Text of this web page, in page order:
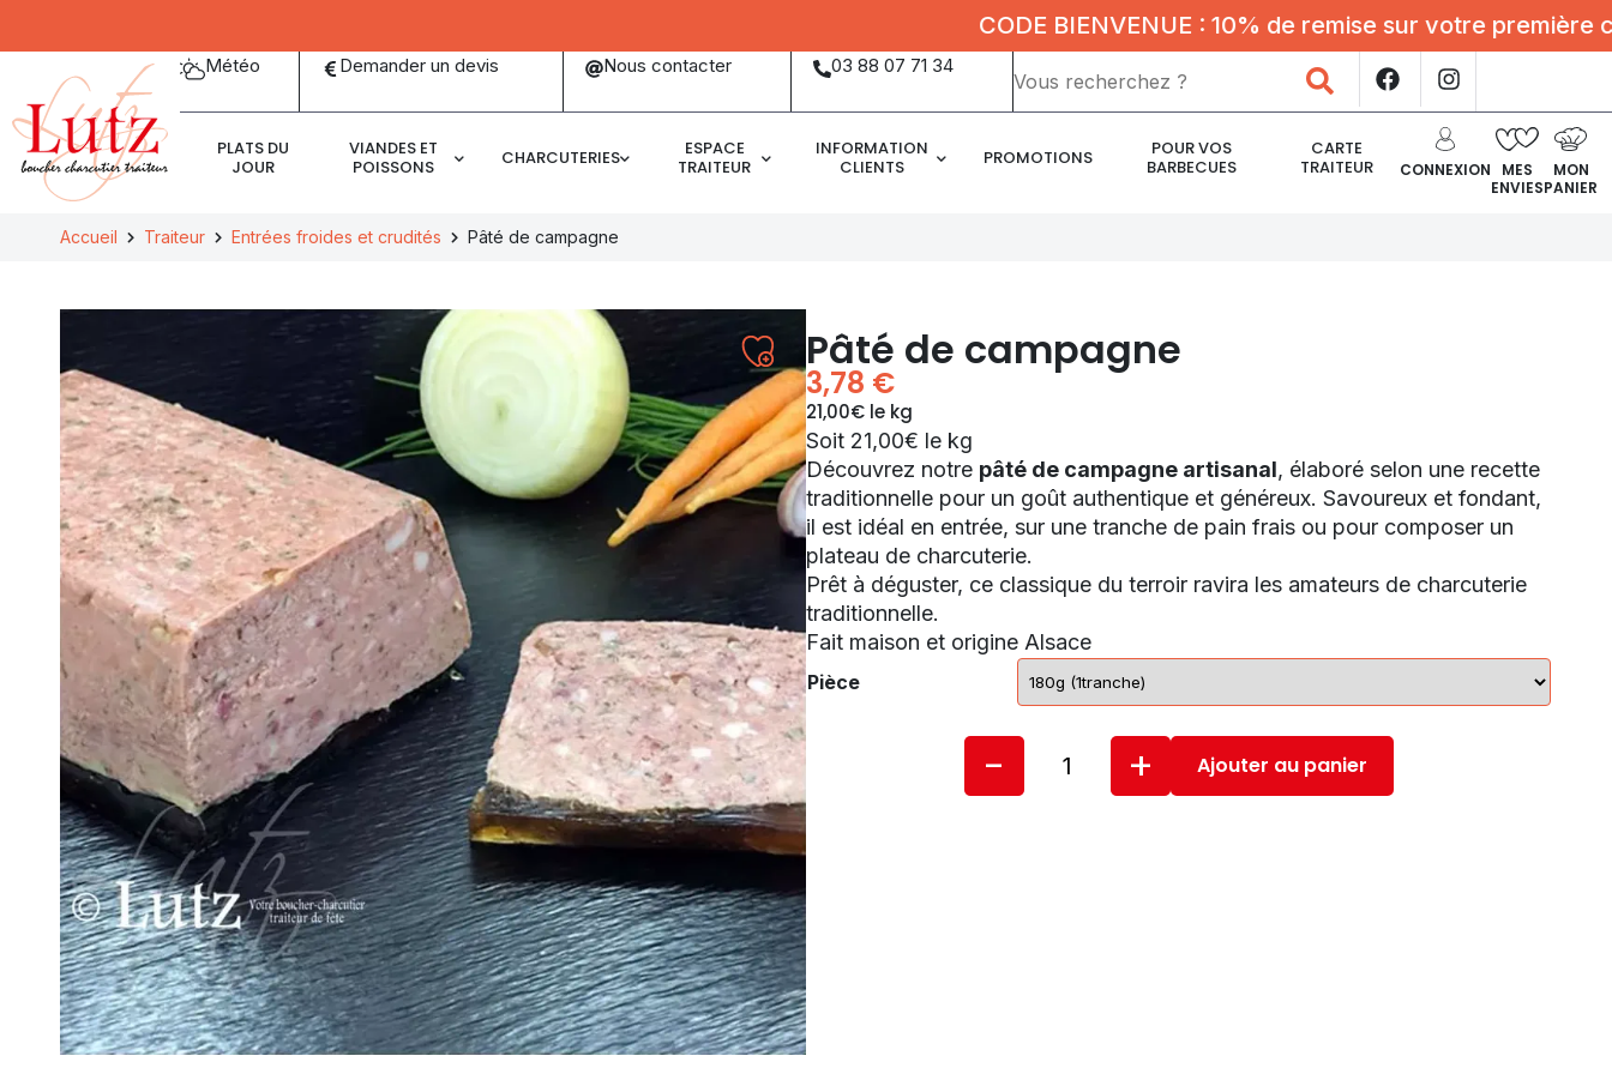
CODE BIENVENUE : 10% de remise sur votre première
Météo Demander un devis Nous contacter 03 88 07 71 34
clés
Rechercher
PLATS DU
JOUR
VIANDES ET
POISSONS
CHARCUTERIES
ESPACE
TRAITEUR
INFORMATION
CLIENTS
PROMOTIONS
POUR VOS
BARBECUES
CARTE
TRAITEUR
CONNEXION
MES
ENVIES
MON
PANIER
Accueil Traiteur Entrées froides et crudités Pâté de campagne
Pâté de campagne
3,78 €
21,00€ le kg
Soit 21,00€ le kg
Découvrez notre pâté de campagne artisanal, élaboré selon une recette
traditionnelle pour un goût authentique et généreux. Savoureux et fondant,
il est idéal en entrée, sur une tranche de pain frais ou pour composer un
plateau de charcuterie.
Prêt à déguster, ce classique du terroir ravira les amateurs de charcuterie
traditionnelle.
Fait maison et origine Alsace
Pièce
- + Ajouter au panier